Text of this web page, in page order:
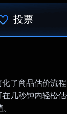
投票
了商品估价流程
几秒钟内轻松